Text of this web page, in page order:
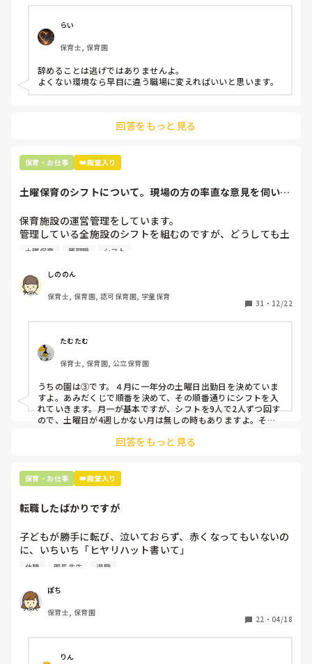
いじわるな保育士は保育士を辞めてほしいというのは本音で
すが、例えもう悪いことはしないと反省して不適切なことを
していた保育士が保育士を続けてくことってどう思います
今で言う不適切保育も
仕方ないよね
もう何も言わずに
子どもの言いなりになればいいんだね
などいう意見で…
上の先生に相談することは難しそうです。
最後の職場にしようと思っていましたが
辞めることは逃げ、と、過去辞めた人も何年も言われ続けて
います
らい
保育士, 保育園
辞めることは逃げではありませんよ。
よくない環境なら早目に違う職場に変えればいいと思います。
回答をもっと見る
保育・お仕事 👑殿堂入り
土曜保育のシフトについて。現場の方の率直な意見を伺いた
保育施設の運営管理をしています。
管理している全施設のシフトを組むのですが、どうしても土
曜保育だけは入れる方が少なく、いつも苦労しています。
て入職しているはずですが、いざ勤務が始まると一日も土曜
出勤が出来ない方ばかりです。
①土曜日の希望休は2日まで、と制限をかける
②毎月、必ず土曜保育に入ることのできる日を1日だけピッ
クアップしてもらう
③仮シフトが出た時、土曜出勤が難しければ自身で代わりの
人を交渉して見つけてもらう
上記のいずれかの対策を取り入れることを考えています。
土曜保育 管理職 シフト
しののん
保育士, 保育園, 認可保育園, 学童保育
31 ・ 12/22
たむたむ
保育士, 保育園, 公立保育園
うちの園は③です。４月に一年分の土曜日出勤日を決めていま
すよ。あみだくじで順番を決めて、その順番通りにシフトを入
れていきます。月一が基本ですが、シフトを9人で2人ずつ回す
ので、土曜日が4週しかない月は無しの時もありますよ。その
て貰い、主任に報告してます。
回答をもっと見る
保育・お仕事 👑殿堂入り
転職したばかりですが
子どもが勝手に転び、泣いておらず、赤くなってもいないの
に、いちいち「ヒヤリハット書いて」
と書かされ
（そう言う本人は書かない）
しかも、上司に↑この内容でも
ちゃんと考えて対策を練って書き込むようにと。
呼ばれて一緒に対策を考えさせられること多数
休憩 園長先生 退職
ぽち
保育士, 保育園
22 ・ 04/18
りん